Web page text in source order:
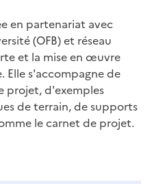
en partenariat avec
(OFB) et réseau
et la mise en œuvre
Elle s'accompagne de
projet, d'exemples
de terrain, de supports
le carnet de projet.